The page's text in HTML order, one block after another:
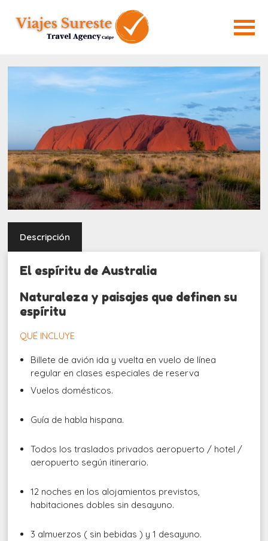
Descripción
El espíritu de Australia
Naturaleza y paisajes que definen su
espíritu
QUÉ INCLUYE
Billete de avión ida y vuelta en vuelo de línea
regular en clases especiales de reserva
Vuelos domésticos.
Guía de habla hispana.
Todos los traslados privados aeropuerto / hotel /
aeropuerto según itinerario.
12 noches en los alojamientos previstos,
habitaciones dobles sin desayuno.
3 almuerzos ( sin bebidas ) y 1 desayuno.